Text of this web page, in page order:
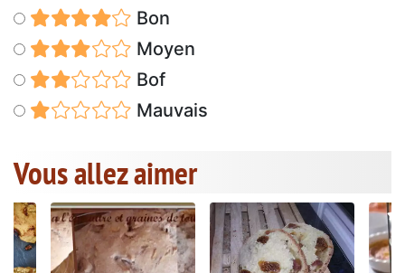
Bon
Moyen
Bof
Mauvais
Vous allez aimer